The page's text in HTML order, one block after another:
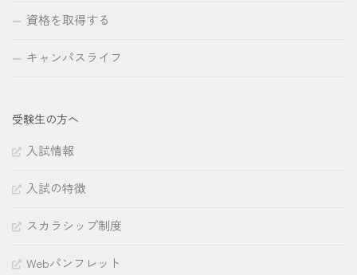
資格を取得する
キャンパスライフ
受験生の方へ
入試情報
入試の特徴
スカラシップ制度
Webパンフレット